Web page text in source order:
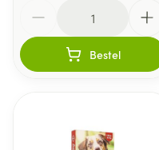
Bestel